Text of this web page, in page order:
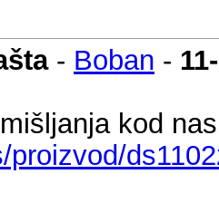
- Boban -
kod
proizvod/